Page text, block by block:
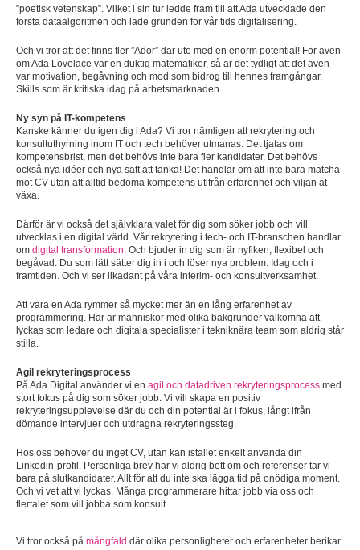
”poetisk vetenskap”. Vilket i sin tur ledde fram till att Ada utvecklade den
första dataalgoritmen och lade grunden för vår tids digitalisering.
Och vi tror att det finns fler ”Ador” där ute med en enorm potential! För även
om Ada Lovelace var en duktig matematiker, så är det tydligt att det även
var motivation, begåvning och mod som bidrog till hennes framgångar.
Skills som är kritiska idag på arbetsmarknaden.
Ny syn på IT-kompetens
Kanske känner du igen dig i Ada? Vi tror nämligen att rekrytering och
konsultuthyrning inom IT och tech behöver utmanas. Det tjatas om
kompetensbrist, men det behövs inte bara fler kandidater. Det behövs
också nya idéer och nya sätt att tänka! Det handlar om att inte bara matcha
mot CV utan att alltid bedöma kompetens utifrån erfarenhet och viljan at
växa.
Därför är vi också det självklara valet för dig som söker jobb och vill
utvecklas i en digital värld. Vår rekrytering i tech- och IT-branschen handlar
om digital transformation. Och bjuder in dig som är nyfiken, flexibel och
begåvad. Du som lätt sätter dig in i och löser nya problem. Idag och i
framtiden. Och vi ser likadant på våra interim- och konsultverksamhet.
Att vara en Ada rymmer så mycket mer än en lång erfarenhet av
programmering. Här är människor med olika bakgrunder välkomna att
lyckas som ledare och digitala specialister i tekniknära team som aldrig står
stilla.
Agil rekryteringsprocess
På Ada Digital använder vi en agil och datadriven rekryteringsprocess med
stort fokus på dig som söker jobb. Vi vill skapa en positiv
rekryteringsupplevelse där du och din potential är i fokus, långt ifrån
dömande intervjuer och utdragna rekryteringssteg.
Hos oss behöver du inget CV, utan kan istället enkelt använda din
Linkedin-profil. Personliga brev har vi aldrig bett om och referenser tar vi
bara på slutkandidater. Allt för att du inte ska lägga tid på onödiga moment.
Och vi vet att vi lyckas. Många programmerare hittar jobb via oss och
flertalet som vill jobba som konsult.
Vi tror också på mångfald där olika personligheter och erfarenheter berikar